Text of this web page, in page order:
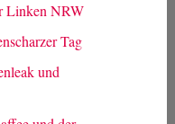
Linken NRW
Tag
und